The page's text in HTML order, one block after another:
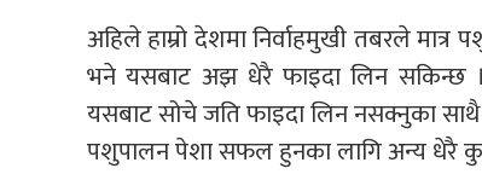
अहिले हाम्रो देशमा निर्वाहमुखी तबरले
भने यसबाट अझ धेरै फाइदा लिन सकिन्छ
यसबाट सोचे जति फाइदा लिन नसक्नुका
पशुपालन पेशा सफल हुनका लागि अन्य धेरै